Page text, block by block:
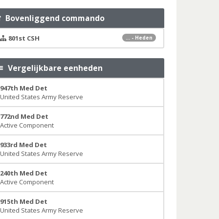
Bovenliggend commando
... - Heden
801st CSH
Vergelijkbare eenheden
947th Med Det
United States Army Reserve
772nd Med Det
Active Component
933rd Med Det
United States Army Reserve
240th Med Det
Active Component
915th Med Det
United States Army Reserve